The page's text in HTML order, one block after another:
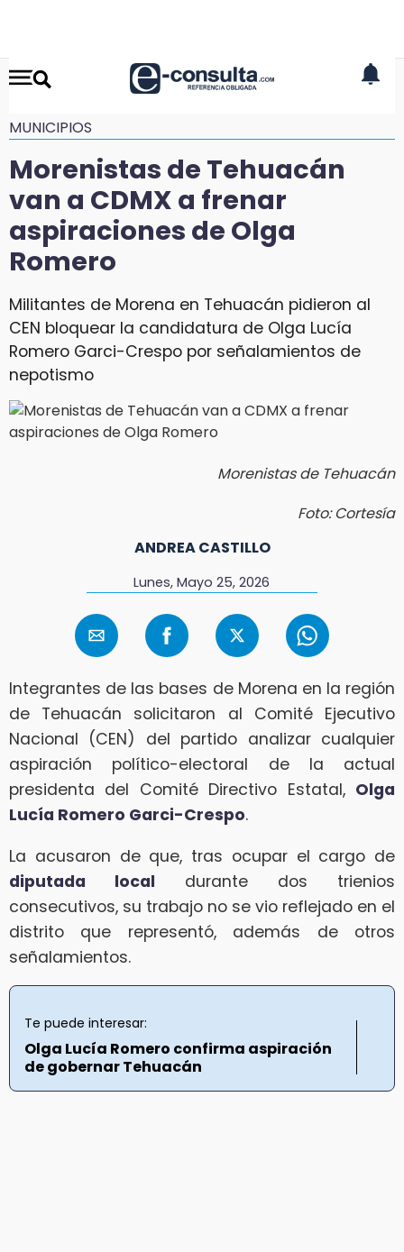
MUNICIPIOS
Morenistas de Tehuacán
van a CDMX a frenar
aspiraciones de Olga
Romero
Militantes de Morena en Tehuacán pidieron al
CEN bloquear la candidatura de Olga Lucía
Romero Garci-Crespo por señalamientos de
nepotismo
Morenistas de Tehuacán
Foto: Cortesía
ANDREA CASTILLO
Lunes, Mayo 25, 2026
Integrantes de las bases de Morena en la región
de Tehuacán solicitaron al Comité Ejecutivo
Nacional (CEN) del partido analizar cualquier
aspiración político-electoral de la actual
presidenta del Comité Directivo Estatal, Olga
Lucía Romero Garci-Crespo.
La acusaron de que, tras ocupar el cargo de
diputada local durante dos trienios
consecutivos, su trabajo no se vio reflejado en el
distrito que representó, además de otros
señalamientos.
Te puede interesar:
Olga Lucía Romero confirma aspiración
de gobernar Tehuacán